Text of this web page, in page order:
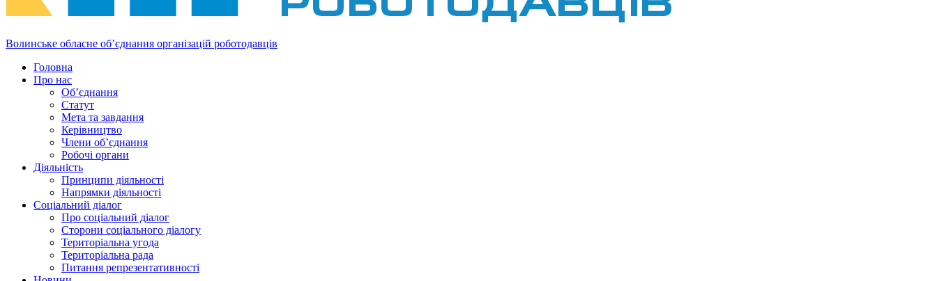
Волинське обласне об’єднання організацій роботодавців
Головна
Про нас
Об’єднання
Статут
Мета та завдання
Керівництво
Члени об’єднання
Робочі органи
Діяльність
Принципи діяльності
Напрямки діяльності
Соціальний діалог
Про соціальний діалог
Сторони соціального діалогу
Територіальна угода
Територіальна рада
Питання репрезентативності